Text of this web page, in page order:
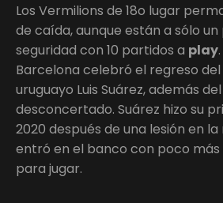
Los Vermilions de 18o lugar
de caída, aunque están a sólo
seguridad con 10 partidos a play
Barcelona celebró el regreso del
uruguayo Luis Suárez, además
desconcertado. Suárez hizo su
2020 después de una lesión en
entró en el banco con poco más
para jugar.